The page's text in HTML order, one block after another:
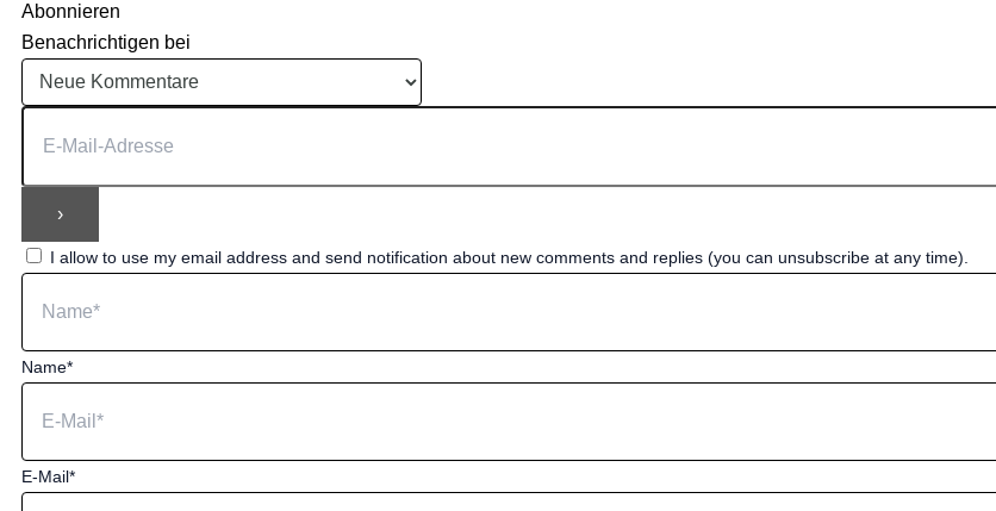
Abonnieren
Benachrichtigen bei
I allow to use my email address and send notification about new comments and replies (you can unsubscribe at any time).
Name*
E-Mail*